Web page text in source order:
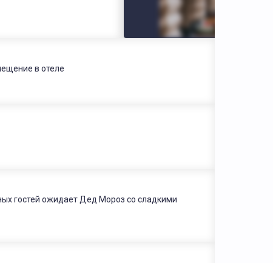
в отеле
гостей ожидает Дед Мороз со сладкими